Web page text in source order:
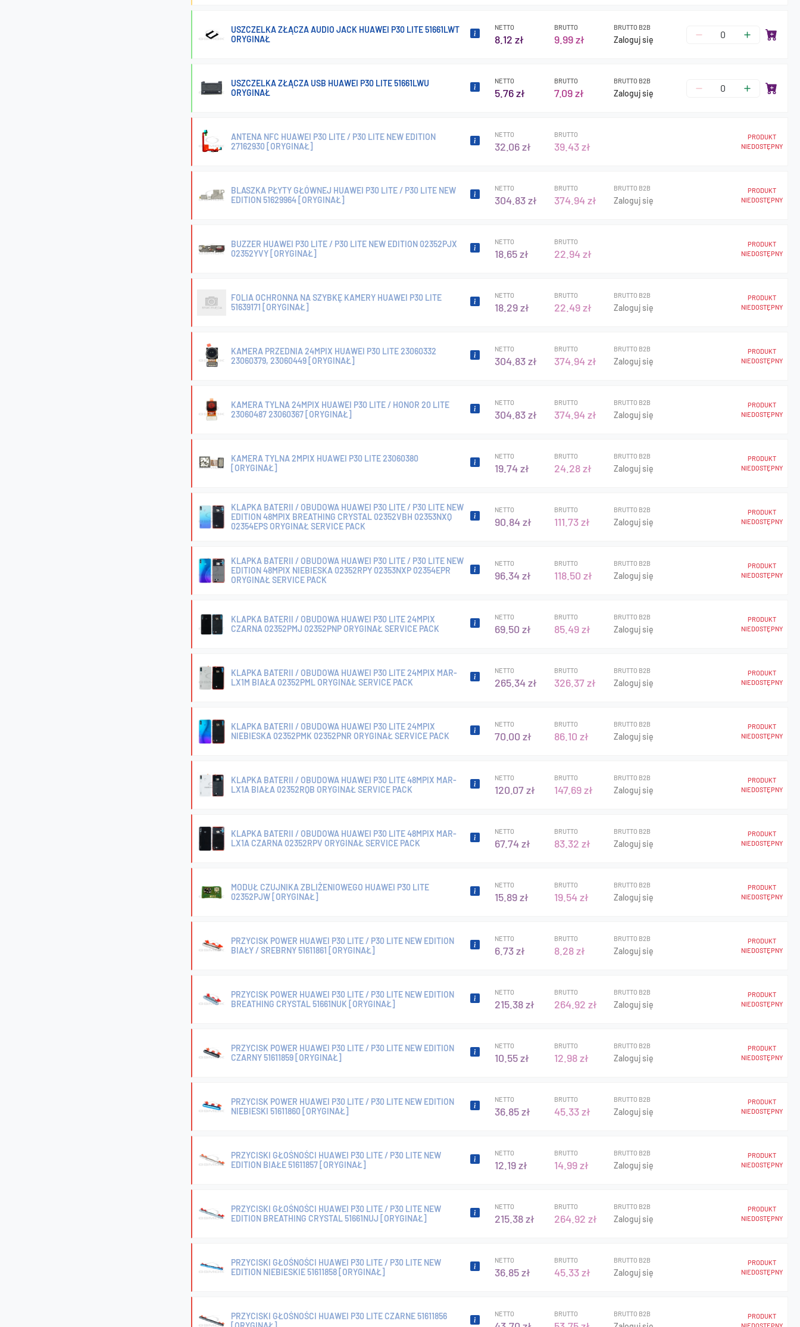
USZCZELKA ZŁĄCZA AUDIO JACK HUAWEI P30 LITE 51661LWT
ORYGINAŁ
NETTO
8.12 zł
BRUTTO
9.99 zł
BRUTTO B2B
Zaloguj się
USZCZELKA ZŁĄCZA USB HUAWEI P30 LITE 51661LWU
ORYGINAŁ
NETTO
5.76 zł
BRUTTO
7.09 zł
BRUTTO B2B
Zaloguj się
ANTENA NFC HUAWEI P30 LITE / P30 LITE NEW EDITION
27162930 [ORYGINAŁ]
NETTO
32.06 zł
BRUTTO
39.43 zł
PRODUKT
NIEDOSTĘPNY
BLASZKA PŁYTY GŁÓWNEJ HUAWEI P30 LITE / P30 LITE NEW
EDITION 51629964 [ORYGINAŁ]
NETTO
304.83 zł
BRUTTO
374.94 zł
BRUTTO B2B
Zaloguj się
PRODUKT
NIEDOSTĘPNY
BUZZER HUAWEI P30 LITE / P30 LITE NEW EDITION 02352PJX
02352YVY [ORYGINAŁ]
NETTO
18.65 zł
BRUTTO
22.94 zł
PRODUKT
NIEDOSTĘPNY
FOLIA OCHRONNA NA SZYBKĘ KAMERY HUAWEI P30 LITE
51639171 [ORYGINAŁ]
NETTO
18.29 zł
BRUTTO
22.49 zł
BRUTTO B2B
Zaloguj się
PRODUKT
NIEDOSTĘPNY
KAMERA PRZEDNIA 24MPIX HUAWEI P30 LITE 23060332
23060379, 23060449 [ORYGINAŁ]
NETTO
304.83 zł
BRUTTO
374.94 zł
BRUTTO B2B
Zaloguj się
PRODUKT
NIEDOSTĘPNY
KAMERA TYLNA 24MPIX HUAWEI P30 LITE / HONOR 20 LITE
23060487 23060367 [ORYGINAŁ]
NETTO
304.83 zł
BRUTTO
374.94 zł
BRUTTO B2B
Zaloguj się
PRODUKT
NIEDOSTĘPNY
KAMERA TYLNA 2MPIX HUAWEI P30 LITE 23060380
[ORYGINAŁ]
NETTO
19.74 zł
BRUTTO
24.28 zł
BRUTTO B2B
Zaloguj się
PRODUKT
NIEDOSTĘPNY
KLAPKA BATERII / OBUDOWA HUAWEI P30 LITE / P30 LITE NEW
EDITION 48MPIX BREATHING CRYSTAL 02352VBH 02353NXQ
02354EPS ORYGINAŁ SERVICE PACK
NETTO
90.84 zł
BRUTTO
111.73 zł
BRUTTO B2B
Zaloguj się
PRODUKT
NIEDOSTĘPNY
KLAPKA BATERII / OBUDOWA HUAWEI P30 LITE / P30 LITE NEW
EDITION 48MPIX NIEBIESKA 02352RPY 02353NXP 02354EPR
ORYGINAŁ SERVICE PACK
NETTO
96.34 zł
BRUTTO
118.50 zł
BRUTTO B2B
Zaloguj się
PRODUKT
NIEDOSTĘPNY
KLAPKA BATERII / OBUDOWA HUAWEI P30 LITE 24MPIX
CZARNA 02352PMJ 02352PNP ORYGINAŁ SERVICE PACK
NETTO
69.50 zł
BRUTTO
85.49 zł
BRUTTO B2B
Zaloguj się
PRODUKT
NIEDOSTĘPNY
KLAPKA BATERII / OBUDOWA HUAWEI P30 LITE 24MPIX MAR-
LX1M BIAŁA 02352PML ORYGINAŁ SERVICE PACK
NETTO
265.34 zł
BRUTTO
326.37 zł
BRUTTO B2B
Zaloguj się
PRODUKT
NIEDOSTĘPNY
KLAPKA BATERII / OBUDOWA HUAWEI P30 LITE 24MPIX
NIEBIESKA 02352PMK 02352PNR ORYGINAŁ SERVICE PACK
NETTO
70.00 zł
BRUTTO
86.10 zł
BRUTTO B2B
Zaloguj się
PRODUKT
NIEDOSTĘPNY
KLAPKA BATERII / OBUDOWA HUAWEI P30 LITE 48MPIX MAR-
LX1A BIAŁA 02352RQB ORYGINAŁ SERVICE PACK
NETTO
120.07 zł
BRUTTO
147.69 zł
BRUTTO B2B
Zaloguj się
PRODUKT
NIEDOSTĘPNY
KLAPKA BATERII / OBUDOWA HUAWEI P30 LITE 48MPIX MAR-
LX1A CZARNA 02352RPV ORYGINAŁ SERVICE PACK
NETTO
67.74 zł
BRUTTO
83.32 zł
BRUTTO B2B
Zaloguj się
PRODUKT
NIEDOSTĘPNY
MODUŁ CZUJNIKA ZBLIŻENIOWEGO HUAWEI P30 LITE
02352PJW [ORYGINAŁ]
NETTO
15.89 zł
BRUTTO
19.54 zł
BRUTTO B2B
Zaloguj się
PRODUKT
NIEDOSTĘPNY
PRZYCISK POWER HUAWEI P30 LITE / P30 LITE NEW EDITION
BIAŁY / SREBRNY 51611861 [ORYGINAŁ]
NETTO
6.73 zł
BRUTTO
8.28 zł
BRUTTO B2B
Zaloguj się
PRODUKT
NIEDOSTĘPNY
PRZYCISK POWER HUAWEI P30 LITE / P30 LITE NEW EDITION
BREATHING CRYSTAL 51661NUK [ORYGINAŁ]
NETTO
215.38 zł
BRUTTO
264.92 zł
BRUTTO B2B
Zaloguj się
PRODUKT
NIEDOSTĘPNY
PRZYCISK POWER HUAWEI P30 LITE / P30 LITE NEW EDITION
CZARNY 51611859 [ORYGINAŁ]
NETTO
10.55 zł
BRUTTO
12.98 zł
BRUTTO B2B
Zaloguj się
PRODUKT
NIEDOSTĘPNY
PRZYCISK POWER HUAWEI P30 LITE / P30 LITE NEW EDITION
NIEBIESKI 51611860 [ORYGINAŁ]
NETTO
36.85 zł
BRUTTO
45.33 zł
BRUTTO B2B
Zaloguj się
PRODUKT
NIEDOSTĘPNY
PRZYCISKI GŁOŚNOŚCI HUAWEI P30 LITE / P30 LITE NEW
EDITION BIAŁE 51611857 [ORYGINAŁ]
NETTO
12.19 zł
BRUTTO
14.99 zł
BRUTTO B2B
Zaloguj się
PRODUKT
NIEDOSTĘPNY
PRZYCISKI GŁOŚNOŚCI HUAWEI P30 LITE / P30 LITE NEW
EDITION BREATHING CRYSTAL 51661NUJ [ORYGINAŁ]
NETTO
215.38 zł
BRUTTO
264.92 zł
BRUTTO B2B
Zaloguj się
PRODUKT
NIEDOSTĘPNY
PRZYCISKI GŁOŚNOŚCI HUAWEI P30 LITE / P30 LITE NEW
EDITION NIEBIESKIE 51611858 [ORYGINAŁ]
NETTO
36.85 zł
BRUTTO
45.33 zł
BRUTTO B2B
Zaloguj się
PRODUKT
NIEDOSTĘPNY
PRZYCISKI GŁOŚNOŚCI HUAWEI P30 LITE CZARNE 51611856
NETTO BRUTTO BRUTTO B2B
PRODUKT